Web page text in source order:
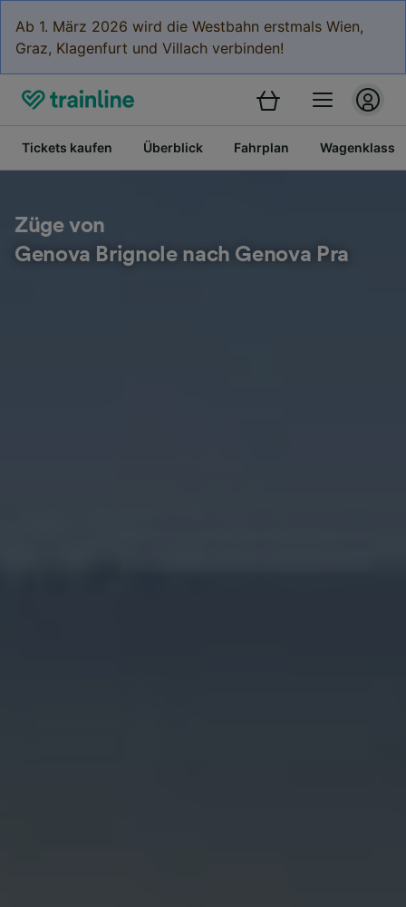
Ab 1. März 2026 wird die Westbahn erstmals Wien,
Graz, Klagenfurt und Villach verbinden!
Tickets kaufen Überblick Fahrplan
Züge von
Genova Brignole nach Genova Pra